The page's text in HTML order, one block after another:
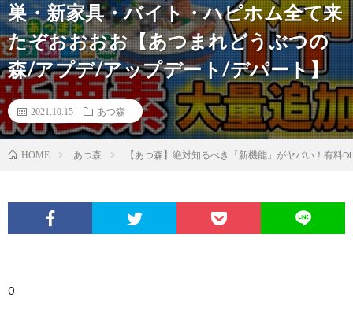
巣・新家具・バイト・ハピホム全て来
たぞおおおお【あつまれどうぶつの
森/アプデ/アップデート/デパート】
2021.10.15 あつ森
HOME あつ森 【あつ森】絶対知るべき「新機能」がヤバい！有
0